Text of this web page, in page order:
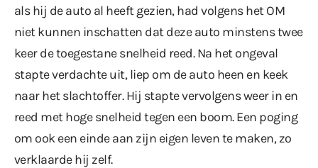
als hij de auto al heeft gezien, had volgens het OM
niet kunnen inschatten dat deze auto minstens twee
keer de toegestane snelheid reed. Na het ongeval
stapte verdachte uit, liep om de auto heen en keek
naar het slachtoffer. Hij stapte vervolgens weer in en
reed met hoge snelheid tegen een boom. Een poging
om ook een einde aan zijn eigen leven te maken, zo
verklaarde hij zelf.